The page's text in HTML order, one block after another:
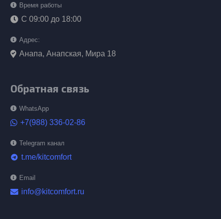
Время работы
С 09:00 до 18:00
Адрес:
Анапа, Анапская, Мира 18
Обратная связь
WhatsApp
+7(988) 336-02-86
Telegram канал
telegram t.me/kitcomfort
Email
info@kitcomfort.ru